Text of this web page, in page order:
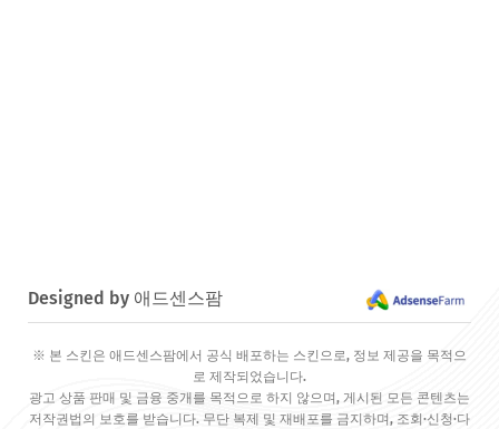
Designed by 애드센스팜
※ 본 스킨은 애드센스팜에서 공식 배포하는 스킨으로, 정보 제공을 목적으
로 제작되었습니다.
광고 상품 판매 및 금융 중개를 목적으로 하지 않으며, 게시된 모든 콘텐츠는
저작권법의 보호를 받습니다. 무단 복제 및 재배포를 금지하며, 조회·신청·다